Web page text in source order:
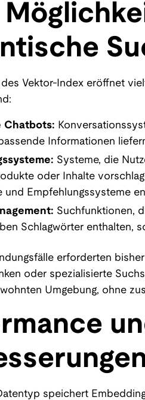
Vektor-Index eröffnet
Chatbots:
Informationen
Systeme, die
oder Inhalte
und Empfehlungssysteme
Suchfunktionen,
Schlagwörter enthalten,
erforderten
oder spezialisierte
Umgebung, ohne
speichert